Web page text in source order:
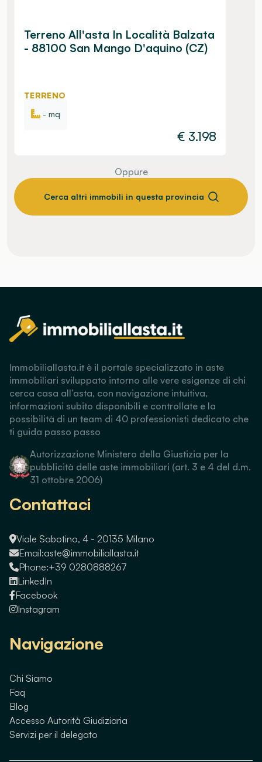
Terreno All'asta In Località Balzata
- 88100 San Mango D'aquino (CZ)
TERRENO
- mq
€ 3.198
Oppure
Cerca altri immobili in questa provincia
Immobiliallasta.it è il portale specializzato in aste
immobiliari sviluppato intorno alle vere esigenze di chi
cerca casa all’asta, con navigazione intuitiva,
informazioni subito disponibili e controllate e la
possibilità di un team di 40 professionisti dedicato che
ti guida passo passo
Autorizzazione Ministero della Giustizia per la
pubblicità delle aste immobiliari (art. 3 e 4 del d.m.
31 ottobre 2006)
Contattaci
Viale Sabotino, 4 - 20135 Milano
Email:aste@immobiliallasta.it
Phone:+39 0280888267
LinkedIn
Facebook
Instagram
Navigazione
Chi Siamo
Faq
Blog
Accesso Autorità Giudiziaria
Servizi per il delegato